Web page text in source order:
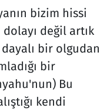
bizim hissi
değil artık
bir olgudan
bir
Bu
kendi